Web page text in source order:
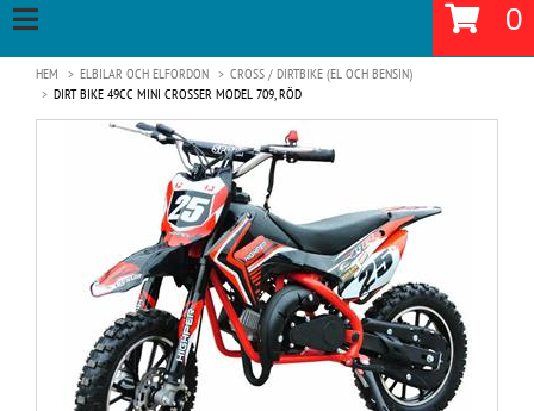
0
HEM ELBILAR OCH ELFORDON
CROSS / DIRTBIKE (EL OCH BENSIN)
DIRT BIKE 49CC MINI CROSSER MODEL 709, RÖD